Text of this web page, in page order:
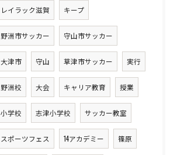
レイラック滋賀 キープ
野洲市サッカー 守山市サッカー
大津市 守山 草津市サッカー 実行
野洲校 大会 キャリア教育 授業
小学校 志津小学校 サッカー教室
スポーツフェス 14アカデミー 篠原